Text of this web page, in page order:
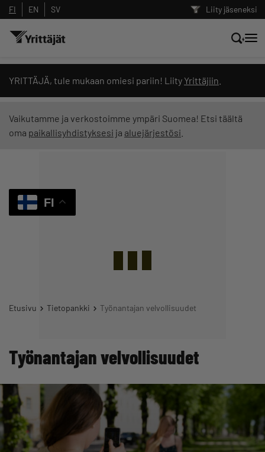
Liity jäseneksi
FI EN SV
YRITTÄJÄ, tule mukaan omiesi pariin! Liity Yrittäjiin
Vaikutamme ja verkostoimme ympäri Suomea! Etsi täältä
oma paikallisyhdistyksesi ja aluejärjestösi
FI
Etusivu Tietopankki Työnantajan velvollisuudet
Työnantajan velvollisuudet
Hae sivustolta tai kysy suoraan
Yrittäjien tekoälyltä